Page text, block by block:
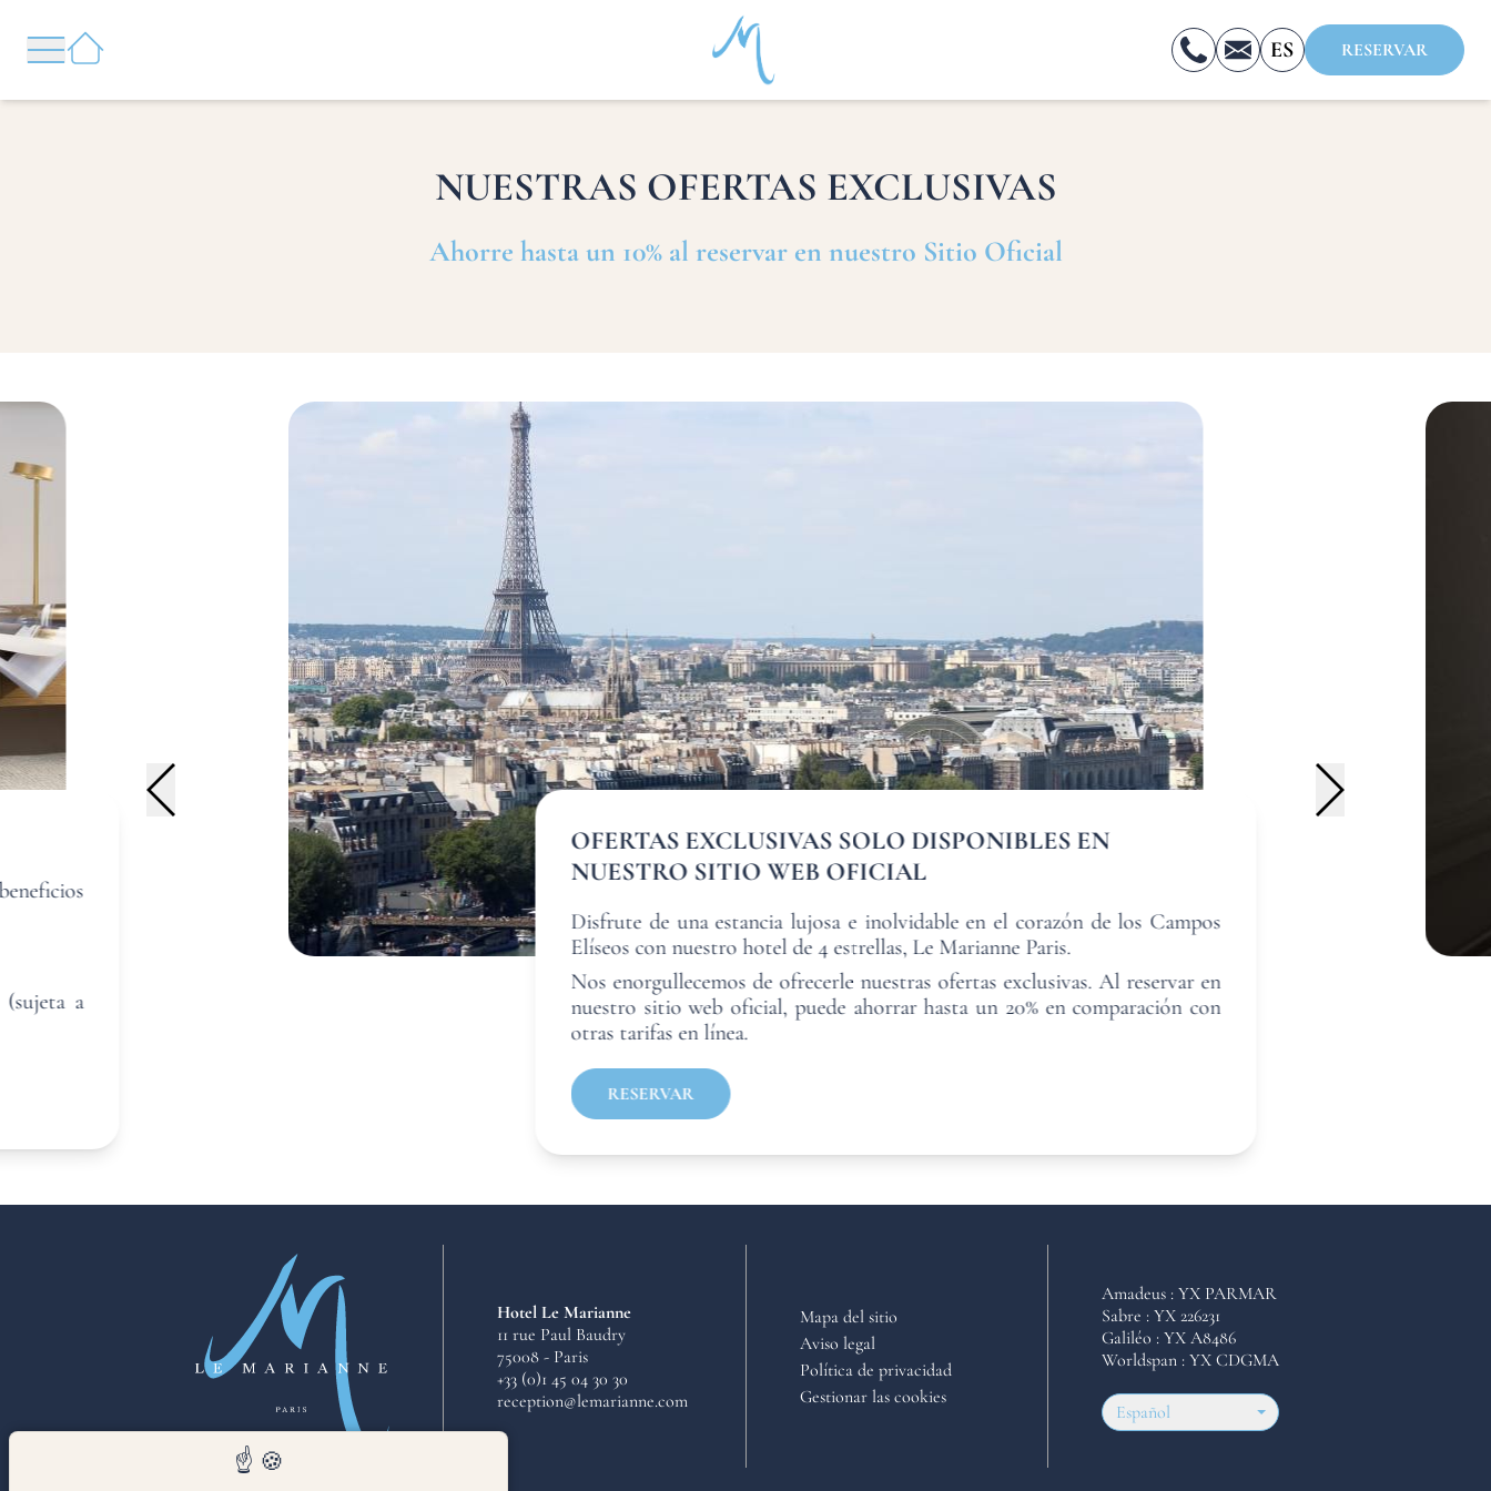
ES
FR
RESERVAR
RESERVAR
HABITACIONES
SERVICIOS
UBICACIÓN
FAQ
BIENVENIDO
CERRAR
NUESTRAS OFERTAS EXCLUSIVAS
Ahorre hasta un 10% al reservar en nuestro Sitio Oficial
a
OFERTAS EXCLUSIVAS SOLO DISPONIBLES EN
NUESTRO SITIO WEB OFICIAL
Disfrute de una estancia lujosa e inolvidable en el corazón de los Campos
Elíseos con nuestro hotel de 4 estrellas, Le Marianne Paris.
Nos enorgullecemos de ofrecerle nuestras ofertas exclusivas. Al reservar en
nuestro sitio web oficial, puede ahorrar hasta un 20% en comparación con
otras tarifas en línea.
RESERVAR
Hotel Le Marianne
11 rue Paul Baudry
75008 - Paris
+33 (0)1 45 04 30 30
reception@lemarianne.com
Mapa del sitio
Aviso legal
Política de privacidad
Gestionar las cookies
Amadeus : YX PARMAR
Sabre : YX 226231
Galiléo : YX A8486
Worldspan : YX CDGMA
Español